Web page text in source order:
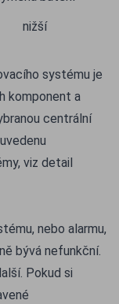
nižší
systému je
komponent a
centrální
viz detail
nebo alarmu,
bývá nefunkční.
Pokud si